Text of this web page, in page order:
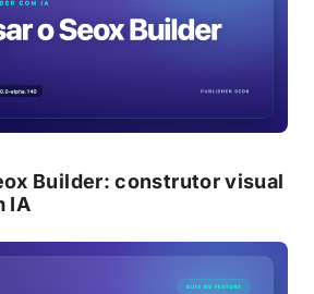
Builder: construtor visual
IA